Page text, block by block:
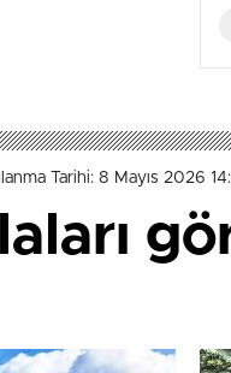
Tarihi: 8 Mayıs 2026